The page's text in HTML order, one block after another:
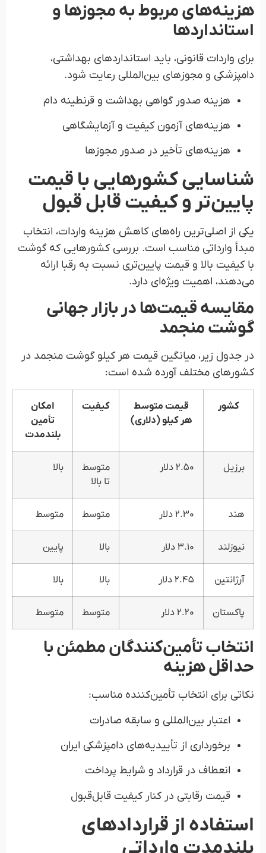
هزینه‌های مربوط به مجوزها و
استانداردها
برای واردات قانونی، باید استانداردهای بهداشتی،
دامپزشکی و مجوزهای بین‌المللی رعایت شود.
هزینه صدور گواهی بهداشت و قرنطینه دام
هزینه‌های آزمون کیفیت و آزمایشگاهی
هزینه‌های تأخیر در صدور مجوزها
شناسایی کشورهایی با قیمت
پایین‌تر و کیفیت قابل قبول
یکی از اصلی‌ترین راه‌های کاهش هزینه واردات، انتخاب
مبدأ وارداتی مناسب است. بررسی کشورهایی که گوشت
با کیفیت بالا و قیمت پایین‌تری نسبت به رقبا ارائه
می‌دهند، اهمیت ویژه‌ای دارد.
مقایسه قیمت‌ها در بازار جهانی
گوشت منجمد
در جدول زیر، میانگین قیمت هر کیلو گوشت منجمد در
کشورهای مختلف آورده شده است:
کشور
قیمت متوسط
هر کیلو (دلاری)
کیفیت
امکان
تأمین
بلندمدت
برزیل ۲.۵۰ دلار
متوسط
تا بالا
بالا
هند ۲.۳۰ دلار متوسط متوسط
نیوزلند ۳.۱۰ دلار بالا پایین
آرژانتین ۲.۴۵ دلار بالا بالا
پاکستان ۲.۲۰ دلار متوسط متوسط
انتخاب تأمین‌کنندگان مطمئن با
حداقل هزینه
نکاتی برای انتخاب تأمین‌کننده مناسب:
اعتبار بین‌المللی و سابقه صادرات
برخورداری از تأییدیه‌های دامپزشکی ایران
انعطاف در قرارداد و شرایط پرداخت
قیمت رقابتی در کنار کیفیت قابل‌قبول
استفاده از قراردادهای